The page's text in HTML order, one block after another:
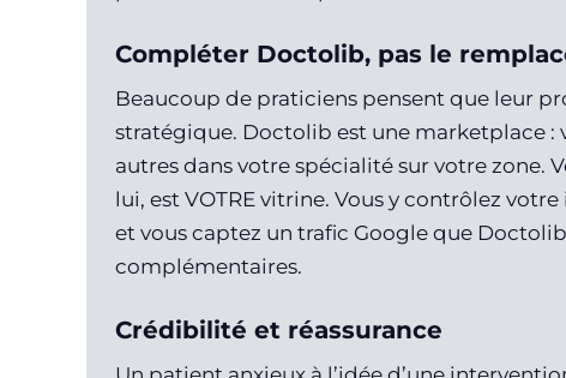
Compléter Doctolib, pas le
Beaucoup de praticiens pensent que leur
stratégique. Doctolib est une marketplace :
autres dans votre spécialité sur votre zone.
lui, est VOTRE vitrine. Vous y contrôlez
et vous captez un trafic Google que
complémentaires.
Crédibilité et réassurance